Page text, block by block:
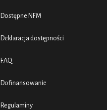
Dostępne NFM
Deklaracja dostępności
FAQ
Dofinansowanie
Regulaminy